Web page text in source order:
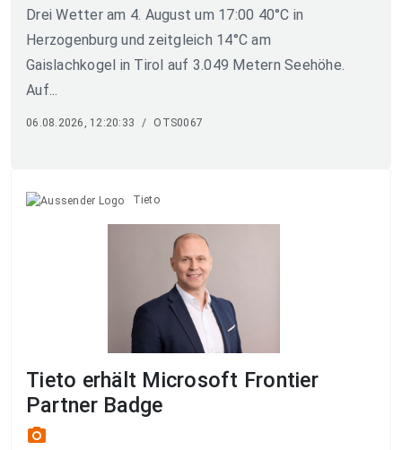
Drei Wetter am 4. August um 17:00 40°C in
Herzogenburg und zeitgleich 14°C am
Gaislachkogel in Tirol auf 3.049 Metern Seehöhe.
Auf...
06.08.2026, 12:20:33 / OTS0067
Tieto
Tieto erhält Microsoft Frontier
Partner Badge
photo_camera